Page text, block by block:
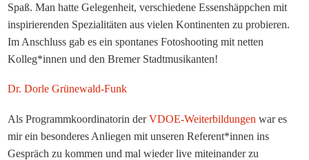
Spaß. Man hatte Gelegenheit, verschiedene Essenshäppchen mit
inspirierenden Spezialitäten aus vielen Kontinenten zu probieren.
Im Anschluss gab es ein spontanes Fotoshooting mit netten
Kolleg*innen und den Bremer Stadtmusikanten!
Dr. Dorle Grünewald-Funk
Als Programmkoordinatorin derVDOE-Weiterbildungen war es
mir ein besonderes Anliegen mit unseren Referent*innen ins
Gespräch zu kommen und mal wieder live miteinander zu